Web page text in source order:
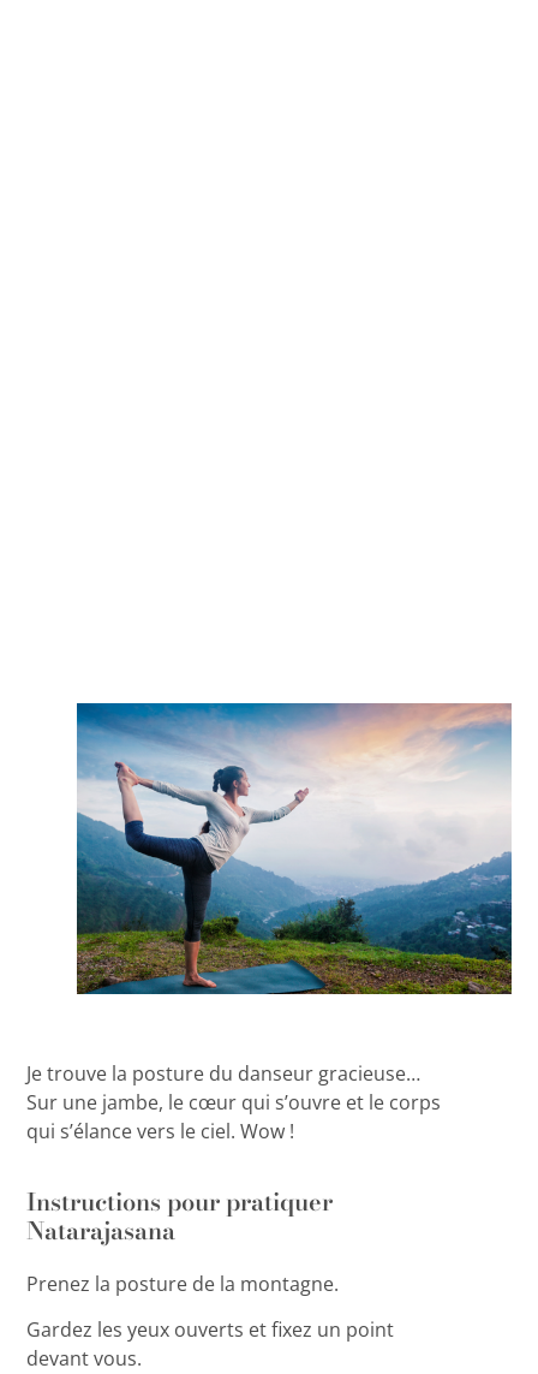
Je trouve la posture du danseur gracieuse…
Sur une jambe, le cœur qui s’ouvre et le corps
qui s’élance vers le ciel. Wow !
Instructions pour pratiquer
Natarajasana
Prenez la posture de la montagne.
Gardez les yeux ouverts et fixez un point
devant vous.